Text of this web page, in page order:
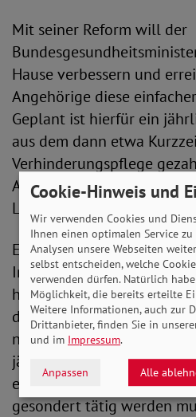
Mit seiner Reform will der
Hause verbessern und
Angehörige diese
Geplant ist hierfür ein
aus dem dann etwa
Verhinderungspflege
Angehörige zu Hause
Leistungen bekommen.
Ein solches
Inanspruchnahme von
hatte der SoVD bereits
dem entsprechenden
noch eine
jährlich automatisch
ermöglicht, ohne dass der
gesondert tätig werden
Cookie-Hinweis und
Wir verwenden Cookies und
Ihnen einen optimalen Service
Analysen unsere Webseiten
selbst entscheiden, welche
verwenden dürfen. Natürlich
Möglichkeit, die bereits erteilte
Weitere Informationen, auch zur
Drittanbieter, finden Sie in
und im Impressum.
Anpassen Alle